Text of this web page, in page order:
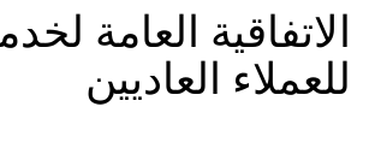
الاتفاقية العامة
للعملاء العاديين